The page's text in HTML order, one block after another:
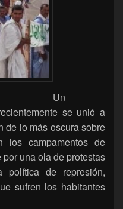
Un
se unió a
de lo más oscura sobre
los campamentos de
una ola de protestas
política de represión,
sufren los habitantes